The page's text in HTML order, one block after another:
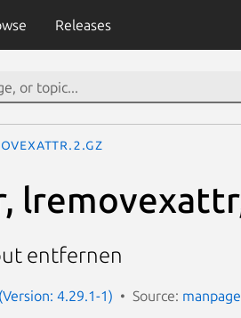
Releases
entfernen
4.29.1-1) Source: